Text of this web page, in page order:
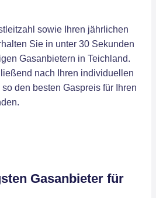
sowie Ihren jährlichen
Sie in unter 30 Sekunden
Gasanbietern in Teichland.
nach Ihren individuellen
den besten Gaspreis für Ihren
Gasanbieter für